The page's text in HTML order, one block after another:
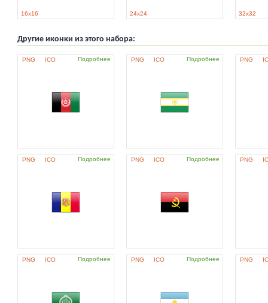
16x16 24x24 32x32
Другие иконки из этого набора:
PNG ICO Подробнее PNG ICO Подробнее PNG
PNG ICO Подробнее PNG ICO Подробнее PNG
PNG ICO Подробнее PNG ICO Подробнее PNG